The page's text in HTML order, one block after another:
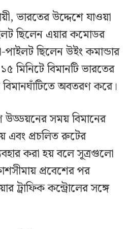
ভারতের উদ্দেশে যাওয়া
ছিলেন এয়ার কমোডর
ছিলেন উইং কমান্ডার
মিনিটে বিমানটি ভারতের
বিমানঘাঁটিতে অবতরণ করে।
উড্ডয়নের সময় বিমানের
এবং প্রচলিত রুটের
করা হয় বলে সূত্রগুলো
প্রবেশের পর
ট্রাফিক কন্ট্রোলের সঙ্গে